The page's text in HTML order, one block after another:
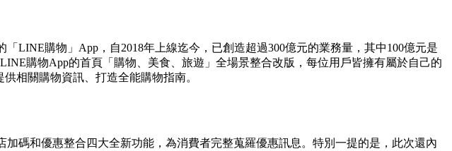
LINE購物」App，自2018年上線迄今，已創造超過300億元的業務量，其中100億元是
購物App的首頁「購物、美食、旅遊」全場景整合改版，每位用戶皆擁有屬於自己的
相關購物資訊、打造全能購物指南。
碼和優惠整合四大全新功能，為消費者完整蒐羅優惠訊息。特別一提的是，此次還內